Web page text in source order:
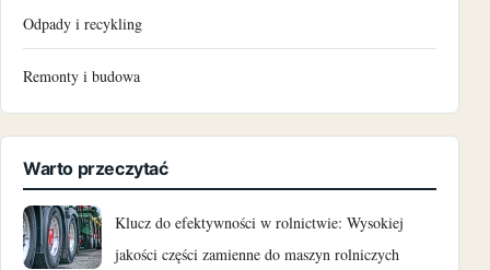
marzec 2023
Odpady i recykling
Remonty i budowa
Warto przeczytać
Klucz do efektywności w rolnictwie: Wysokiej
jakości części zamienne do maszyn rolniczych